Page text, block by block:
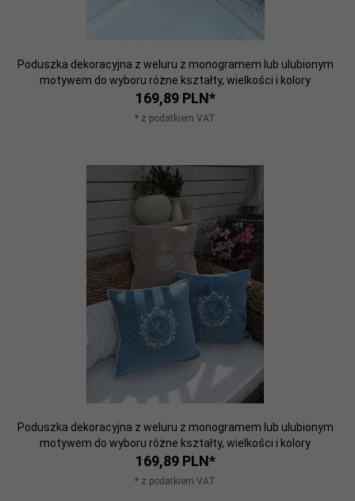
Poduszka dekoracyjna z weluru z monogramem lub ulubionym
motywem do wyboru różne kształty, wielkości i kolory
169,89 PLN*
* z podatkiem VAT
Poduszka dekoracyjna z weluru z monogramem lub ulubionym
motywem do wyboru różne kształty, wielkości i kolory
169,89 PLN*
* z podatkiem VAT